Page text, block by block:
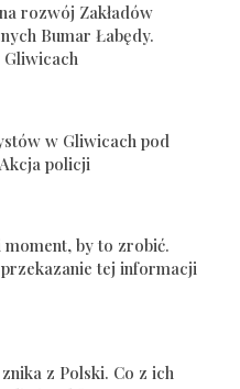
rozwój Zakładów
Bumar Łabędy.
w Gliwicach pod
policji
moment, by to zrobić.
tej informacji
z Polski. Co z ich